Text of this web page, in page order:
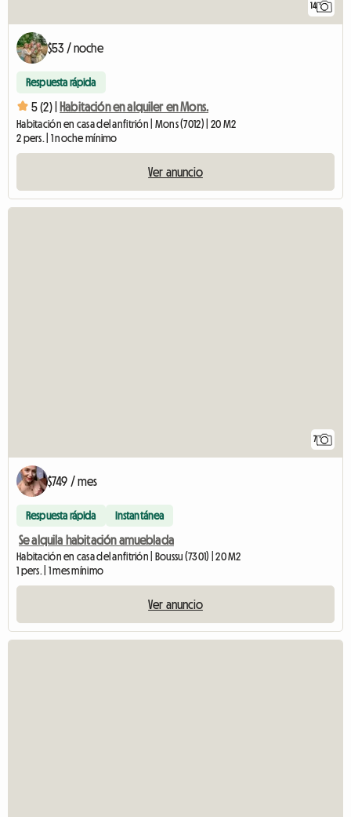
14
$53 / noche
Respuesta rápida
5 (2) | Habitación en alquiler en Mons.
Habitación en casa del anfitrión | Mons (7012) | 20 M2
2 pers. | 1 noche mínimo
Ver anuncio
7
$749 / mes
Respuesta rápida Instantánea
Se alquila habitación amueblada
Habitación en casa del anfitrión | Boussu (7301) | 20 M2
1 pers. | 1 mes mínimo
Ver anuncio